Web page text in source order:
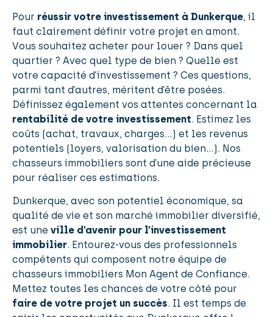
Pour réussir votre investissement à Dunkerque, il
faut clairement définir votre projet en amont.
Vous souhaitez acheter pour louer ? Dans quel
quartier ? Avec quel type de bien ? Quelle est
votre capacité d’investissement ? Ces questions,
parmi tant d’autres, méritent d’être posées.
Définissez également vos attentes concernant la
rentabilité de votre investissement. Estimez les
coûts (achat, travaux, charges…) et les revenus
potentiels (loyers, valorisation du bien…). Nos
chasseurs immobiliers sont d’une aide précieuse
pour réaliser ces estimations.
Dunkerque, avec son potentiel économique, sa
qualité de vie et son marché immobilier diversifié,
est une ville d’avenir pour l’investissement
immobilier. Entourez-vous des professionnels
compétents qui composent notre équipe de
chasseurs immobiliers Mon Agent de Confiance.
Mettez toutes les chances de votre côté pour
faire de votre projet un succès. Il est temps de